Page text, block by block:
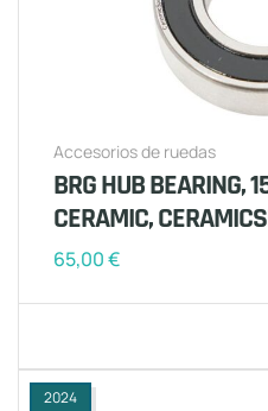
Accesorios de ruedas
BRG HUB BEARING,
CERAMIC,
(HSBXXX00N3238S)
65,00€
2024